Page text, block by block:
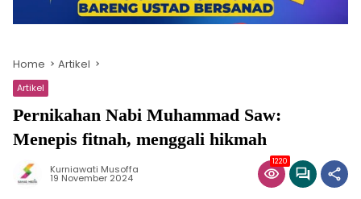
Home Artikel
Artikel
Pernikahan Nabi Muhammad Saw:
Menepis fitnah, menggali hikmah
Kurniawati Musoffa
19 November 2024
1220